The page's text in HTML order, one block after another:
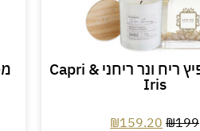
סט לבן מפיץ ריח ונר ריחני Capri &
Iris
₪199
₪159.20